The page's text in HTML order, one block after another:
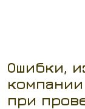
Ошибки,
при